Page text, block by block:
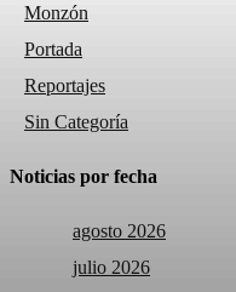
Monzón
Portada
Reportajes
Sin Categoría
Noticias por fecha
agosto 2026
julio 2026